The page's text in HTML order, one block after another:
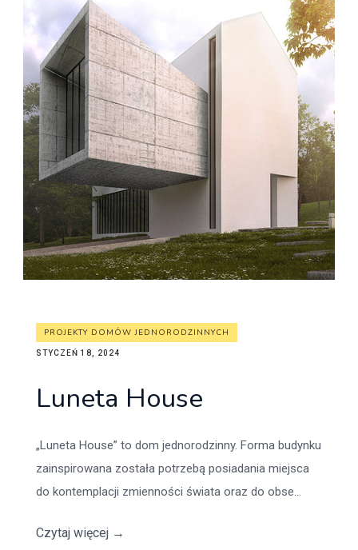
PROJEKTY DOMÓW JEDNORODZINNYCH
STYCZEŃ 18, 2024
Luneta House
„Luneta House” to dom jednorodzinny. Forma budynku
zainspirowana została potrzebą posiadania miejsca
do kontemplacji zmienności świata oraz do obse...
Czytaj więcej →